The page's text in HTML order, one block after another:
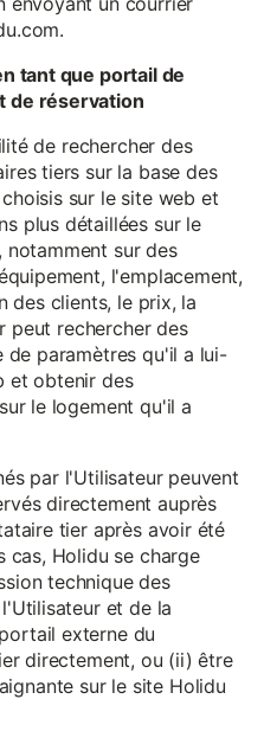
tant que portail de
de réservation
de rechercher des
tiers sur la base des
sur le site web et
plus détaillées sur le
notamment sur des
l'emplacement,
des clients, le prix, la
peut rechercher des
de paramètres qu'il a lui-
et obtenir des
le logement qu'il a
par l'Utilisateur peuvent
directement auprès
tier après avoir été
cas, Holidu se charge
technique des
et de la
externe du
directement, ou (ii) être
sur le site Holidu